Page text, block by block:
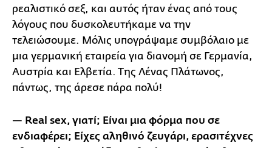
ρεαλιστικό σεξ, και αυτός ήταν ένας από τους
λόγους που δυσκολευτήκαμε να την
τελειώσουμε. Μόλις υπογράψαμε συμβόλαιο με
μια γερμανική εταιρεία για διανομή σε Γερμανία,
Αυστρία και Ελβετία. Της Λένας Πλάτωνος,
πάντως, της άρεσε πάρα πολύ!
— Real sex, γιατί; Είναι μια φόρμα που σε
ενδιαφέρει; Είχες αληθινό ζευγάρι, ερασιτέχνες